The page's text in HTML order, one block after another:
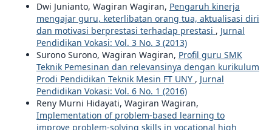
Dwi Junianto, Wagiran Wagiran, Pengaruh kinerja
mengajar guru, keterlibatan orang tua, aktualisasi diri
dan motivasi berprestasi terhadap prestasi , Jurnal
Pendidikan Vokasi: Vol. 3 No. 3 (2013)
Surono Surono, Wagiran Wagiran, Profil guru SMK
Teknik Pemesinan dan relevansinya dengan kurikulum
Prodi Pendidikan Teknik Mesin FT UNY , Jurnal
Pendidikan Vokasi: Vol. 6 No. 1 (2016)
Reny Murni Hidayati, Wagiran Wagiran,
Implementation of problem-based learning to
improve problem-solving skills in vocational high